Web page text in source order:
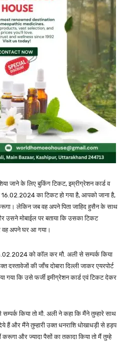
जाने के लिए बुकिंग टिकट, इम्रीग्रेशन कार्ड व
का टिकट हो गया है, आपको जाना है,
लेकिन जब वह अपने पिता जाहिद हुसैन के साथ
और उसने मोबाईल पर बताया कि उसका टिकट
वह अपने घर आ गया।
को कॉल कर मौ. अली से सम्पर्क किया
की जाँच दोबारा दिल्ली जाकर एयरपोर्ट
गया कि उसे फर्जी इमीग्रेशन कार्ड एवं टिकट देकर
किया तो मौ. अली ने कहा कि मैंने तुम्हारे साथ
हैं और मैंने तुम्हारी उक्त धनराशि धोखाधड़ी से हड़प
करूगा और ज्यादा पैसों का तकादा किया तो मैं तुम्हे